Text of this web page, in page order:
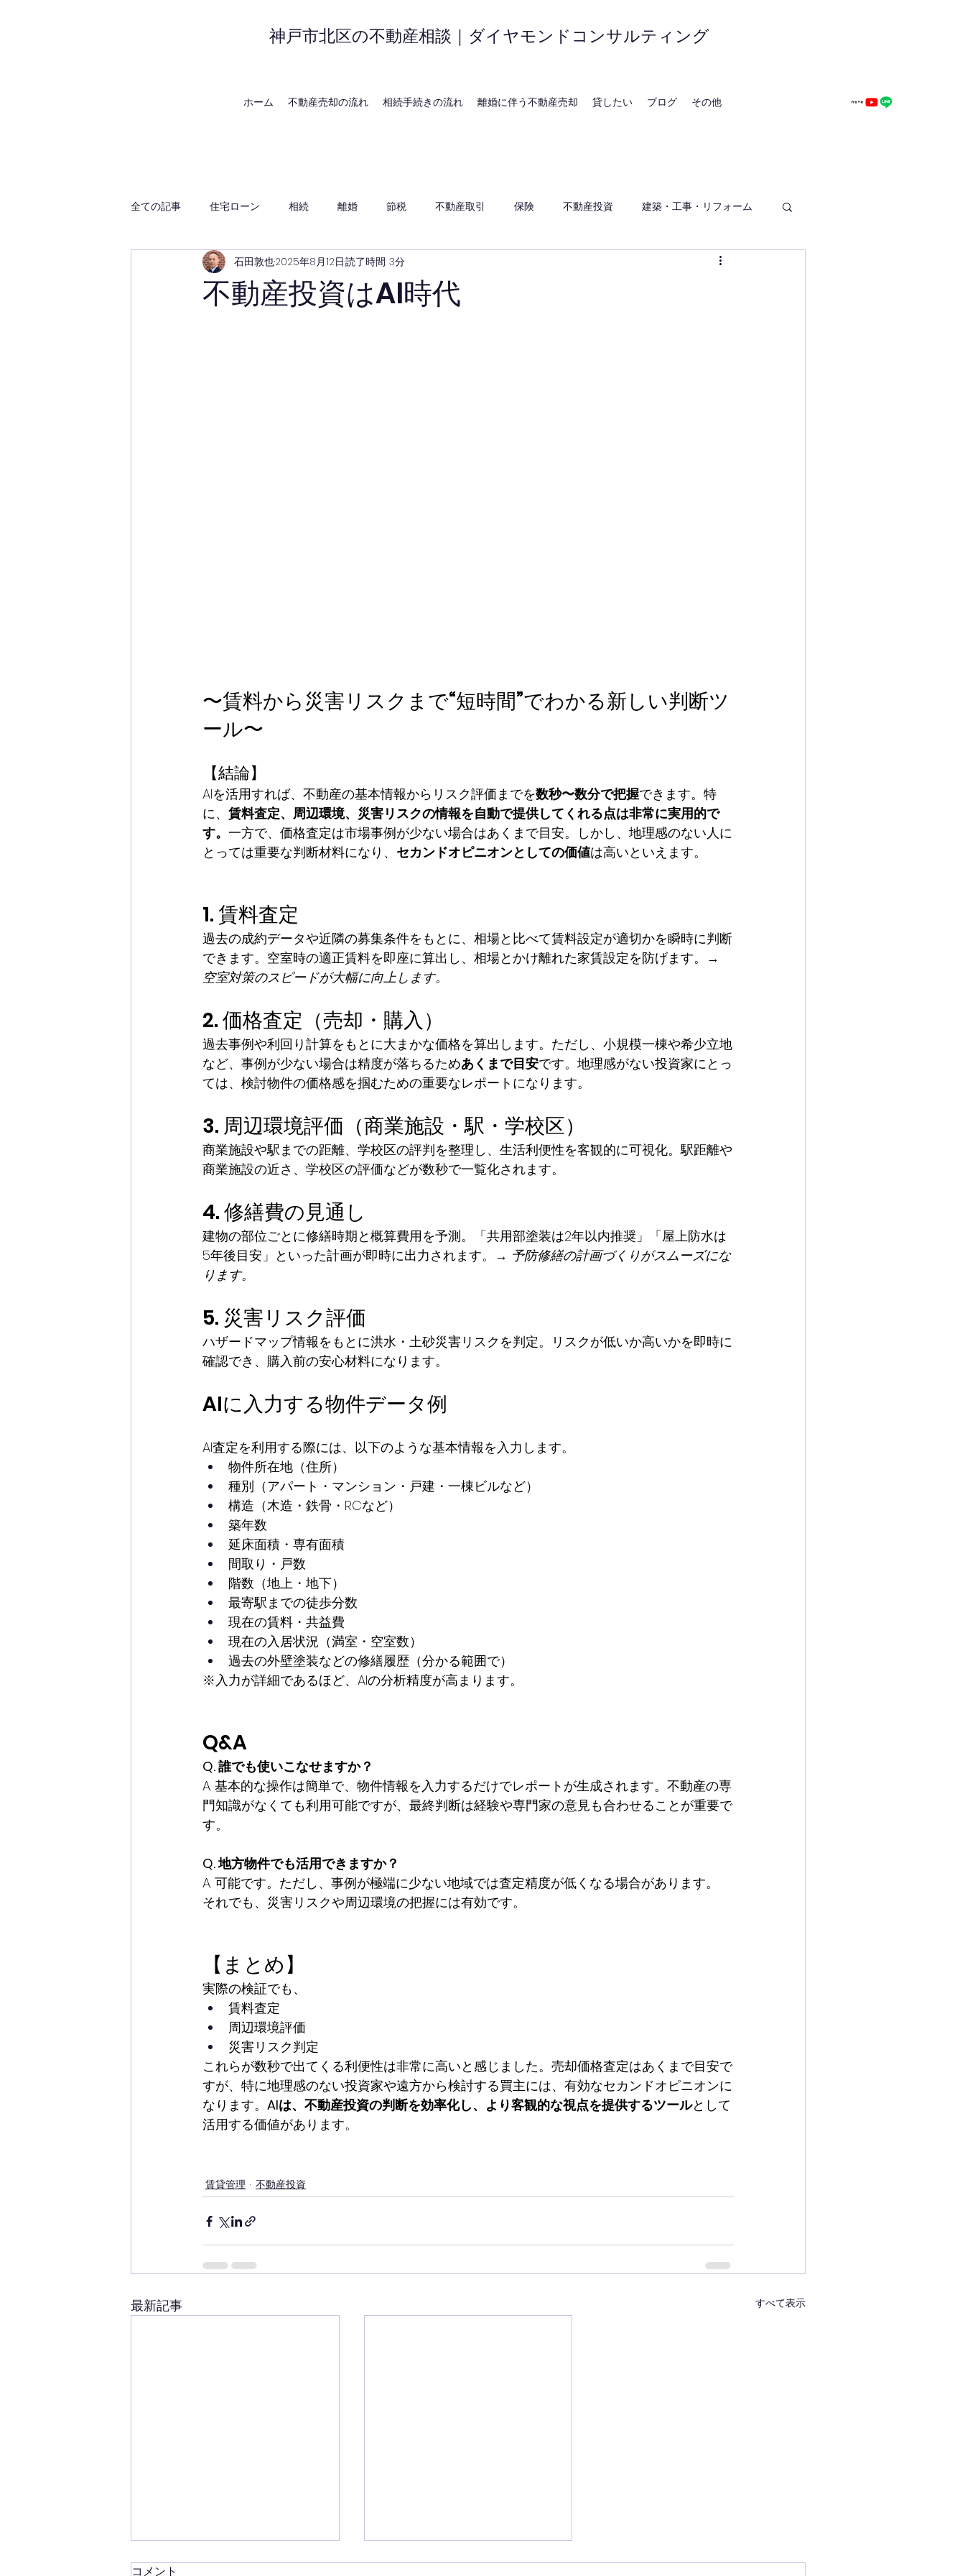
神戸市北区の不動産相談｜ダイヤモンドコンサルティング
ホーム 不動産売却の流れ 相続手続きの流れ 離婚に伴う不動産売却 貸したい ブログ その他
全ての記事 住宅ローン 相続 離婚 節税 不動産取引 保険 不動産投資 建築・工事・リフォーム
神戸の地域・時事
不動産投資はAI時代
石田敦也2025年8月12日読了時間: 3分
〜賃料から災害リスクまで“短時間”でわかる新しい判断ツ
ール〜
【結論】
AIを活用すれば、不動産の基本情報からリスク評価までを数秒〜数分で把握できます。特
に、 賃料査定、周辺環境、災害リスクの情報を自動で提供してくれる点は非常に実用的で
す。 一方で、価格査定は市場事例が少ない場合はあくまで目安。しかし、地理感のない人に
とっては重要な判断材料になり、 セカンドオピニオンとしての価値は高いといえます。
1. 賃料査定
過去の成約データや近隣の募集条件をもとに、相場と比べて賃料設定が適切かを瞬時に判断
できます。空室時の適正賃料を即座に算出し、相場とかけ離れた家賃設定を防げます。→
空室対策のスピードが大幅に向上します。
2. 価格査定（売却・購入）
過去事例や利回り計算をもとに大まかな価格を算出します。ただし、小規模一棟や希少立地
など、事例が少ない場合は精度が落ちるためあくまで目安です。地理感がない投資家にとっ
ては、検討物件の価格感を掴むための重要なレポートになります。
3. 周辺環境評価（商業施設・駅・学校区）
商業施設や駅までの距離、学校区の評判を整理し、生活利便性を客観的に可視化。駅距離や
商業施設の近さ、学校区の評価などが数秒で一覧化されます。
4. 修繕費の見通し
建物の部位ごとに修繕時期と概算費用を予測。「共用部塗装は2年以内推奨」「屋上防水は
5年後目安」といった計画が即時に出力されます。→ 予防修繕の計画づくりがスムーズにな
ります。
5. 災害リスク評価
ハザードマップ情報をもとに洪水・土砂災害リスクを判定。リスクが低いか高いかを即時に
確認でき、購入前の安心材料になります。
AIに入力する物件データ例
AI査定を利用する際には、以下のような基本情報を入力します。
物件所在地（住所）
種別（アパート・マンション・戸建・一棟ビルなど）
構造（木造・鉄骨・RCなど）
築年数
延床面積・専有面積
間取り・戸数
階数（地上・地下）
最寄駅までの徒歩分数
現在の賃料・共益費
現在の入居状況（満室・空室数）
過去の外壁塗装などの修繕履歴（分かる範囲で）
※入力が詳細であるほど、AIの分析精度が高まります。
Q&A
Q. 誰でも使いこなせますか？
A. 基本的な操作は簡単で、物件情報を入力するだけでレポートが生成されます。不動産の専
門知識がなくても利用可能ですが、最終判断は経験や専門家の意見も合わせることが重要で
す。
Q. 地方物件でも活用できますか？
A. 可能です。ただし、事例が極端に少ない地域では査定精度が低くなる場合があります。
それでも、災害リスクや周辺環境の把握には有効です。
【まとめ】
実際の検証でも、
賃料査定
周辺環境評価
災害リスク判定
これらが数秒で出てくる利便性は非常に高いと感じました。売却価格査定はあくまで目安で
すが、特に地理感のない投資家や遠方から検討する買主には、有効なセカンドオピニオンに
なります。 AIは、不動産投資の判断を効率化し、より客観的な視点を提供するツールとして
活用する価値があります。
賃貸管理 不動産投資
最新記事 すべて表示
コメント